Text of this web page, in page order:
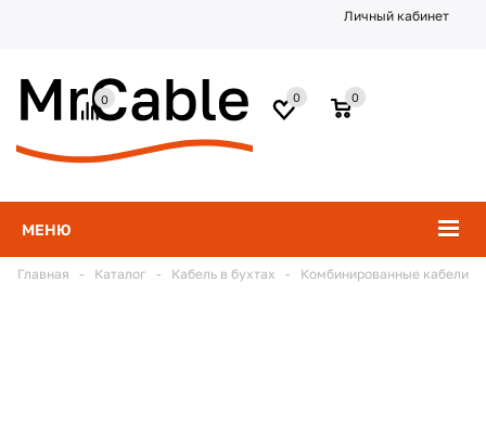
Личный кабинет
МЕНЮ
0
0
0
Главная - Каталог - Кабель в бухтах - Комбинированные кабели